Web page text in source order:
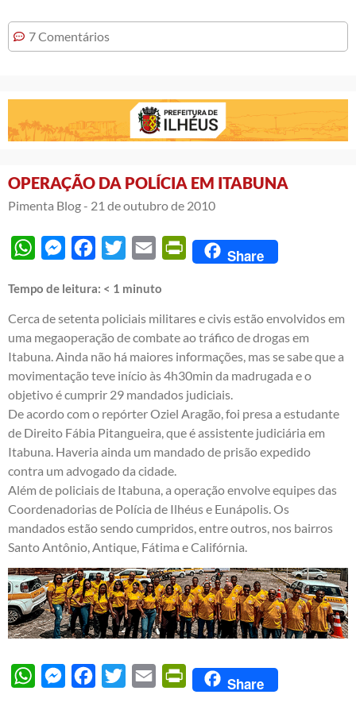
7 Comentários
OPERAÇÃO DA POLÍCIA EM ITABUNA
Pimenta Blog - 21 de outubro de 2010
WhatsAppMessengerFacebook
Twitter Email PrintFriendly
Share
Tempo de leitura: < 1 minuto
Cerca de setenta policiais militares e civis estão envolvidos em
uma megaoperação de combate ao tráfico de drogas em
Itabuna. Ainda não há maiores informações, mas se sabe que a
movimentação teve início às 4h30min da madrugada e o
objetivo é cumprir 29 mandados judiciais.
De acordo com o repórter Oziel Aragão, foi presa a estudante
de Direito Fábia Pitangueira, que é assistente judiciária em
Itabuna. Haveria ainda um mandado de prisão expedido
contra um advogado da cidade.
Além de policiais de Itabuna, a operação envolve equipes das
Coordenadorias de Polícia de Ilhéus e Eunápolis. Os
mandados estão sendo cumpridos, entre outros, nos bairros
Santo Antônio, Antique, Fátima e Califórnia.
WhatsAppMessengerFacebook
Twitter Email PrintFriendly
Share